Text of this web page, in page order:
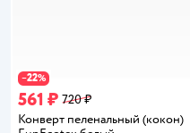
−22%
561 ₽ 720 ₽
Конверт пеленальный (кокон)